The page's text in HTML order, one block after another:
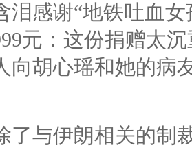
泪感谢“地铁吐血
元：这份捐赠太
向胡心瑶和她的病
了与伊朗相关的制